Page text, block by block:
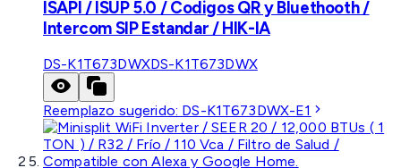
ISAPI / ISUP 5.0 / Codigos QR y Bluethooth /
Intercom SIP Estandar / HIK-IA
DS-K1T673DWXDS-K1T673DWX
Reemplazo sugerido: DS-K1T673DWX-E1